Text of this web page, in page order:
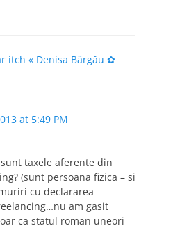
itch « Denisa Bârgău ✿
at 5:49 PM
taxele aferente din
(sunt persoana fizica – si
cu declararea
am gasit
ca statul roman uneori